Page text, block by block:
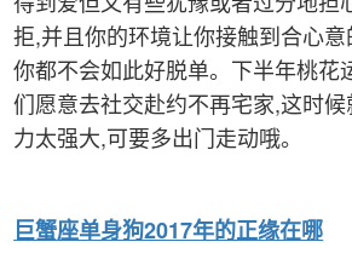
拒,并且你的环境让你接触到合心
你都不会如此好脱单。下半年桃花
们愿意去社交赴约不再宅家,这时
力太强大,可要多出门走动哦。
巨蟹座单身狗2017年的正缘在哪